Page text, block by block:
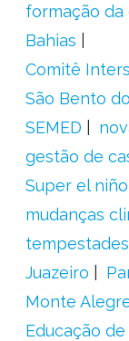
formação da
Bahias
Comitê
São Bento
SEMED
gestão de
Super el niño
mudanças
tempestades
Juazeiro
Monte
Educação